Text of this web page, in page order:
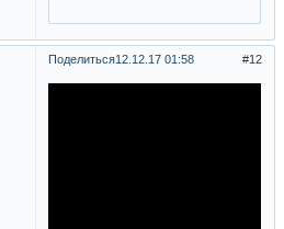
Поделиться 12
12.12.17 01:58